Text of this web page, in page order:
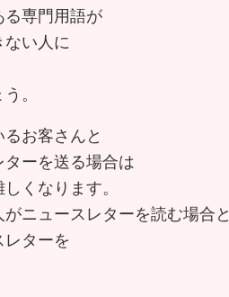
る専門用語が
ない人に
。
お客さんと
ーを送る場合は
くなります。
ニュースレターを読む場合と
ターを